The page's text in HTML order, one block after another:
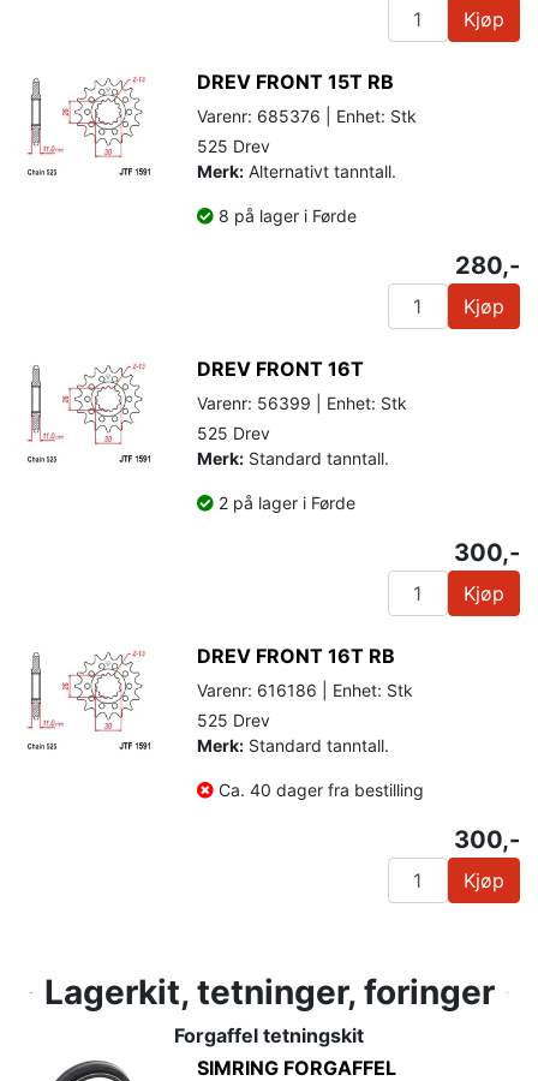
Kjøp
DREV FRONT 15T RB
Varenr: 685376 | Enhet: Stk
525 Drev
Merk: Alternativt tanntall.
8 på lager i Førde
280,-
Kjøp
DREV FRONT 16T
Varenr: 56399 | Enhet: Stk
525 Drev
Merk: Standard tanntall.
2 på lager i Førde
300,-
Kjøp
DREV FRONT 16T RB
Varenr: 616186 | Enhet: Stk
525 Drev
Merk: Standard tanntall.
Ca. 40 dager fra bestilling
300,-
Kjøp
Lagerkit, tetninger, foringer
Forgaffel tetningskit
SIMRING FORGAFFEL